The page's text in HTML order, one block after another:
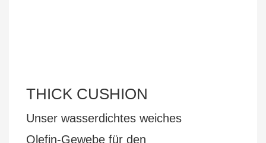
THICK CUSHION
Unser wasserdichtes weiches
Olefin-Gewebe für den